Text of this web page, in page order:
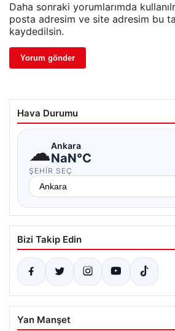
Daha sonraki yorumlarımda
posta adresim ve site adresim bu
kaydedilsin.
Hava Durumu
☁Ankara
NaN°C
ŞEHIR SEÇ
Bizi Takip Edin
Yan Manşet